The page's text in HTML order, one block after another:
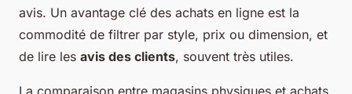
avis. Un avantage clé des achats en ligne est la
commodité de filtrer par style, prix ou dimension, et
de lire les avis des clients, souvent très utiles.